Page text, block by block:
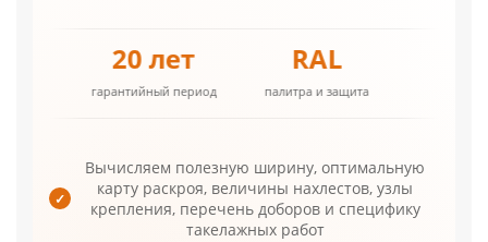
от 290,17 ₽
стоимость квадрата
1–3 суток
формовка заказа
✓
Вычисляем полезную ширину, оптимальную
карту раскроя, величины нахлестов, узлы
крепления, перечень доборов и специфику
такелажных работ